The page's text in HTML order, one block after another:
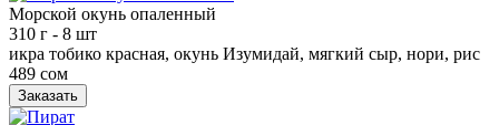
Морской окунь опаленный
310 г - 8 шт
икра тобико красная, окунь Изумидай, мягкий сыр, нори, рис
489 сом
Заказать